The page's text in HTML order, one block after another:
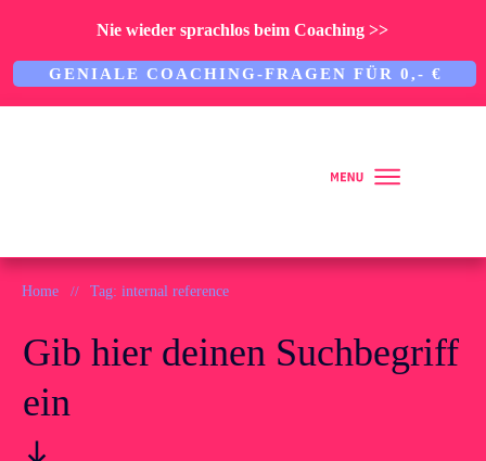
Nie wieder sprachlos beim Coaching >>
GENIALE COACHING-FRAGEN FÜR 0,- €
Home
Über mich
Home // Tag: internal reference
Gib hier deinen Suchbegriff
ein